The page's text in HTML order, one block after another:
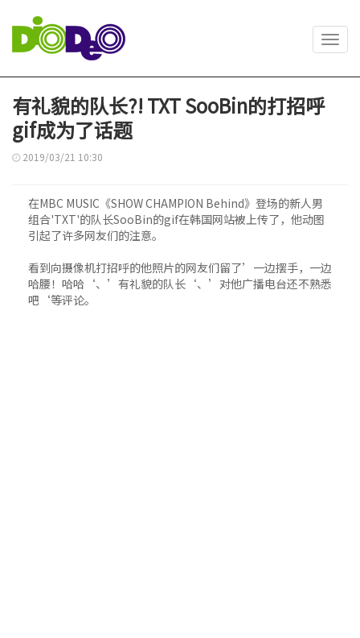
有礼貌的队长?! TXT SooBin的打招呼
gif成为了话题
2019/03/21 10:30
在MBC MUSIC《SHOW CHAMPION Behind》登场的新人男
组合'TXT'的队长SooBin的gif在韩国网站被上传了，他动图
引起了许多网友们的注意。
看到向摄像机打招呼的他照片的网友们留了’一边摆手，一边
哈腰！哈哈‘、’有礼貌的队长‘、’对他广播电台还不熟悉
吧‘等评论。